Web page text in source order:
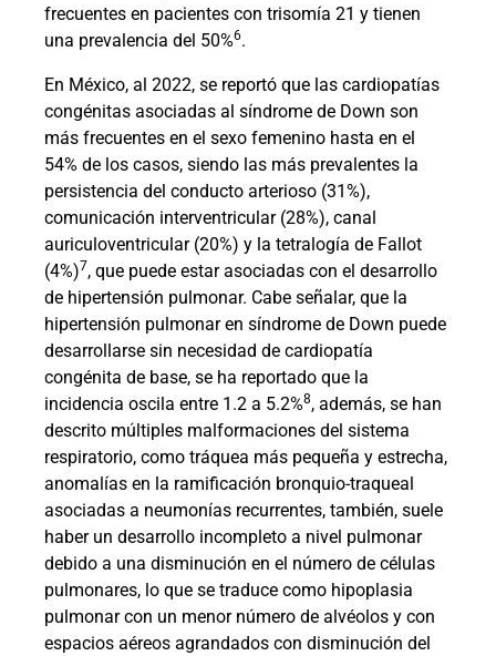
frecuentes en pacientes con trisomía 21 y tienen
una prevalencia del 50%6.
En México, al 2022, se reportó que las cardiopatías
congénitas asociadas al síndrome de Down son
más frecuentes en el sexo femenino hasta en el
54% de los casos, siendo las más prevalentes la
persistencia del conducto arterioso (31%),
comunicación interventricular (28%), canal
auriculoventricular (20%) y la tetralogía de Fallot
(4%)7, que puede estar asociadas con el desarrollo
de hipertensión pulmonar. Cabe señalar, que la
hipertensión pulmonar en síndrome de Down puede
desarrollarse sin necesidad de cardiopatía
congénita de base, se ha reportado que la
incidencia oscila entre 1.2 a 5.2%8, además, se han
descrito múltiples malformaciones del sistema
respiratorio, como tráquea más pequeña y estrecha,
anomalías en la ramificación bronquio-traqueal
asociadas a neumonías recurrentes, también, suele
haber un desarrollo incompleto a nivel pulmonar
debido a una disminución en el número de células
pulmonares, lo que se traduce como hipoplasia
pulmonar con un menor número de alvéolos y con
espacios aéreos agrandados con disminución del